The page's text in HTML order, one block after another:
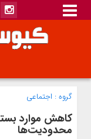
گروه : اجتماعی
کاهش موارد
محدودیت‌ها